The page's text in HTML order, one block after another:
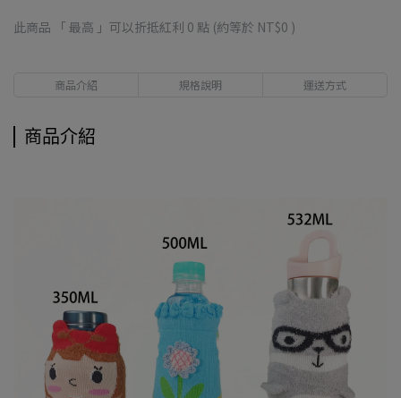
此商品 「 最高 」可以折抵紅利 0 點 (約等於 NT$0 )
商品介紹 規格說明 運送方式
商品介紹